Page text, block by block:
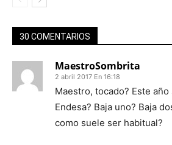
30 COMENTARIOS
MaestroSombrita
2 abril 2017 En 16:18
Maestro, tocado? Este
Endesa? Baja uno? Baja
como suele ser habitual?